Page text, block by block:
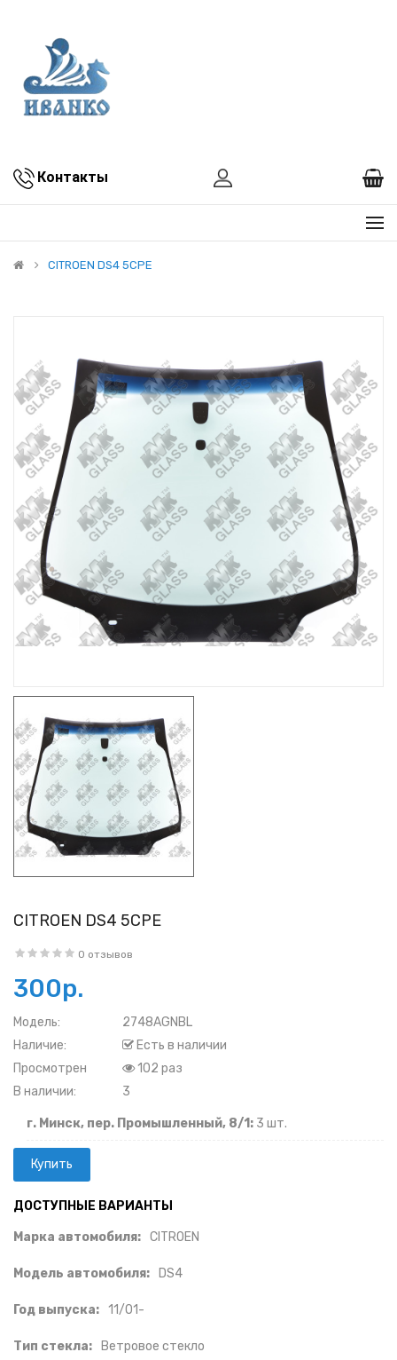
Контакты
CITROEN DS4 5CPE
CITROEN DS4 5CPE
0 отзывов
300р.
Модель:
2748AGNBL
Наличие:
Есть в наличии
Просмотрен
102 раз
В наличии:
3
г. Минск, пер. Промышленный, 8/1: 3 шт.
ДОСТУПНЫЕ ВАРИАНТЫ
Марка автомобиля: CITROEN
Модель автомобиля: DS4
Год выпуска: 11/01-
Тип стекла: Ветровое стекло